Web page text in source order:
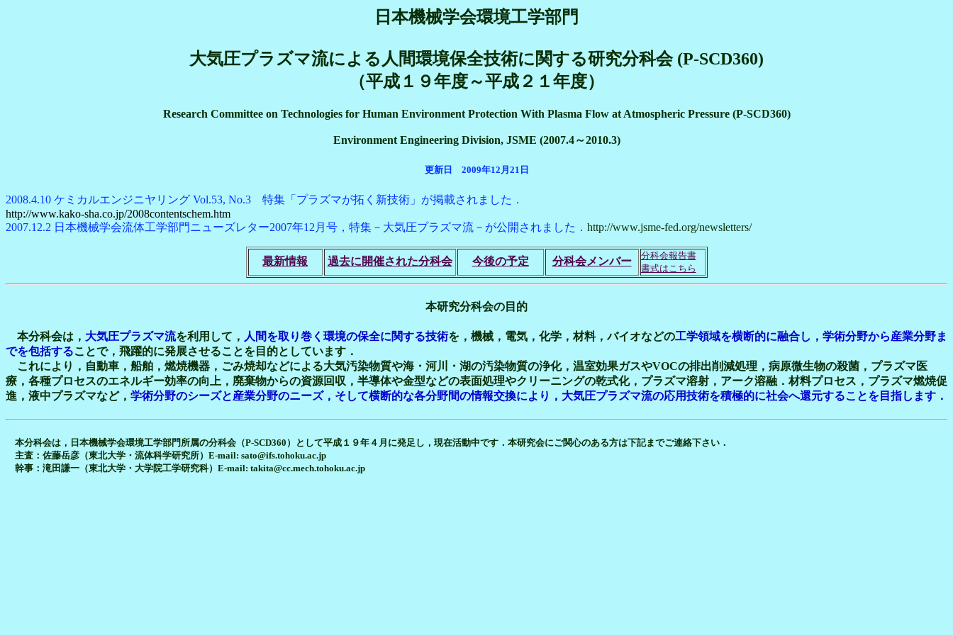
日本機械学会環境工学部門
大気圧プラズマ流による人間環境保全技術に関する研究分科会 (P-SCD360)
（平成１９年度～平成２１年度）
Research Committee on Technologies for Human Environment Protection With Plasma Flow at Atmospheric Pressure (P-SCD360)
Environment Engineering Division, JSME (2007.4～2010.3)
更新日 2009年12月21日
2008.4.10 ケミカルエンジニヤリング Vol.53, No.3 特集「プラズマが拓く新技術」が掲載されました．
http://www.kako-sha.co.jp/2008contentschem.htm
2007.12.2 日本機械学会流体工学部門ニューズレター2007年12月号，特集－大気圧プラズマ流－が公開されました． http://www.jsme-fed.org/newsletters/
最新情報 過去に開催された分科会 今後の予定 分科会メンバー
分科会報告書
書式はこちら
本研究分科会の目的
本分科会は， 大気圧プラズマ流を利用して， 人間を取り巻く環境の保全に関する技術を，機械，電気，化学，材料，バイオなどの工学領域を横断的に融合し，学術分野から産業分野ま
でを包括することで，飛躍的に発展させることを目的としています．
これにより，自動車，船舶，燃焼機器，ごみ焼却などによる大気汚染物質や海・河川・湖の汚染物質の浄化，温室効果ガスやVOCの排出削減処理，病原微生物の殺菌，プラズマ医
療，各種プロセスのエネルギー効率の向上，廃棄物からの資源回収，半導体や金型などの表面処理やクリーニングの乾式化，プラズマ溶射，アーク溶融．材料プロセス，プラズマ燃焼促
進，液中プラズマなど， 学術分野のシーズと産業分野のニーズ，そして横断的な各分野間の情報交換により，大気圧プラズマ流の応用技術を積極的に社会へ還元することを目指します．
本分科会は，日本機械学会環境工学部門所属の分科会（P-SCD360）として平成１９年４月に発足し，現在活動中です．本研究会にご関心のある方は下記までご連絡下さい．
主査：佐藤岳彦（東北大学・流体科学研究所）E-mail: sato@ifs.tohoku.ac.jp
幹事：滝田謙一（東北大学・大学院工学研究科）E-mail: takita@cc.mech.tohoku.ac.jp